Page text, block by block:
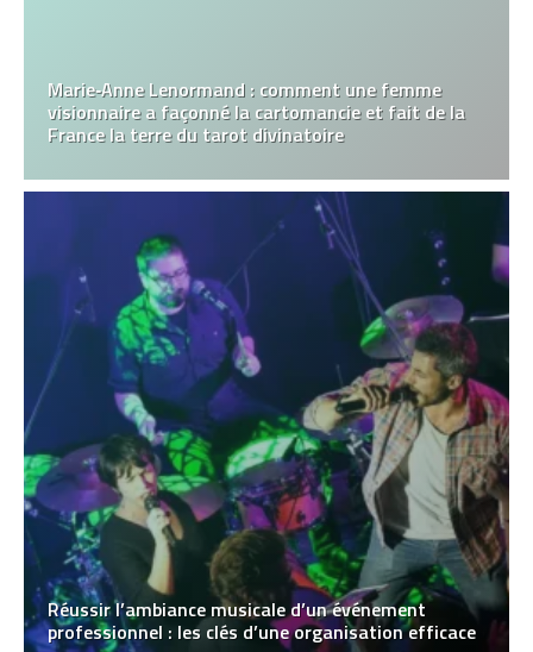
Marie‑Anne Lenormand : comment une femme
visionnaire a façonné la cartomancie et fait de la
France la terre du tarot divinatoire
Réussir l’ambiance musicale d’un événement
professionnel : les clés d’une organisation efficace